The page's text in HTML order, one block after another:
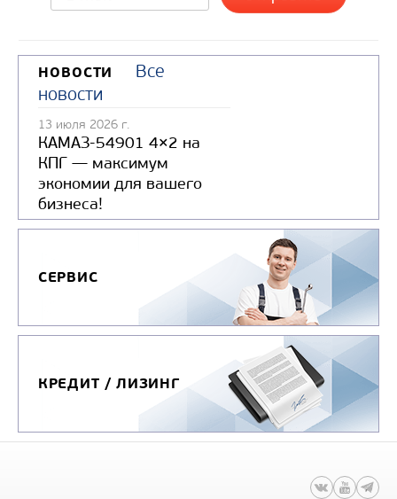
НОВОСТИ
Все
новости
13 июля 2026 г.
КАМАЗ-54901 4×2 на
КПГ — максимум
экономии для вашего
бизнеса!
СЕРВИС
КРЕДИТ / ЛИЗИНГ